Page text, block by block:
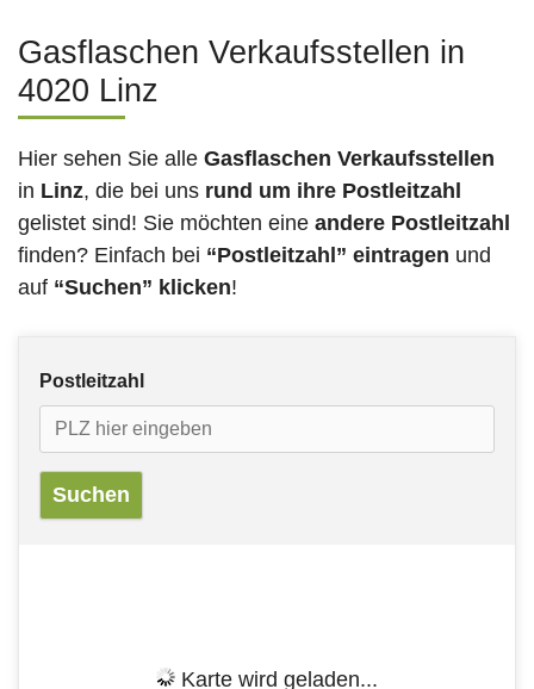
Gasflaschen Verkaufsstellen in
4020 Linz
Hier sehen Sie alle Gasflaschen Verkaufsstellen
in Linz, die bei uns rund um ihre Postleitzahl
gelistet sind! Sie möchten eine andere Postleitzahl
finden? Einfach bei “Postleitzahl” eintragen und
auf “Suchen” klicken!
Postleitzahl
Karte wird geladen...